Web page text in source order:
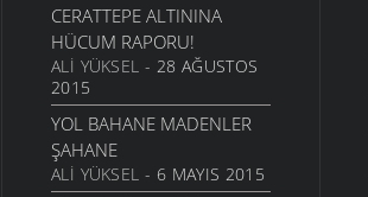
CERATTEPE ALTININA
HÜCUM RAPORU!
ALI YÜKSEL - 28 AĞUSTOS
2015
YOL BAHANE MADENLER
ŞAHANE
ALI YÜKSEL - 6 MAYIS 2015